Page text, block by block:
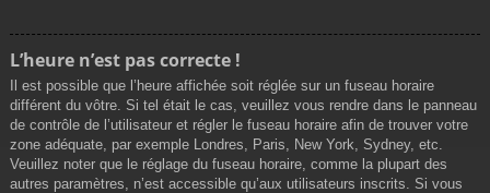
L’heure n’est pas correcte !
Il est possible que l’heure affichée soit réglée sur un fuseau horaire
différent du vôtre. Si tel était le cas, veuillez vous rendre dans le panneau
de contrôle de l’utilisateur et régler le fuseau horaire afin de trouver votre
zone adéquate, par exemple Londres, Paris, New York, Sydney, etc.
Veuillez noter que le réglage du fuseau horaire, comme la plupart des
autres paramètres, n’est accessible qu’aux utilisateurs inscrits. Si vous